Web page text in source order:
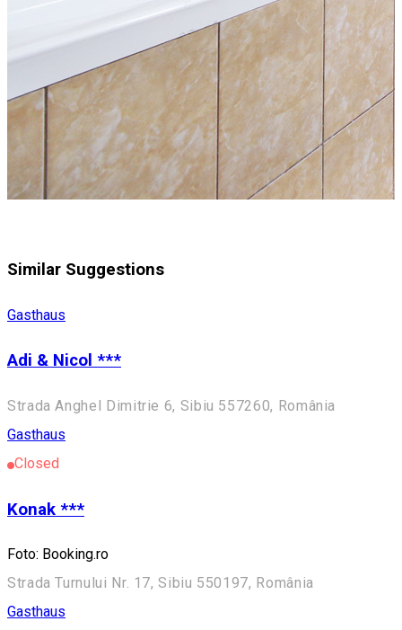
Similar Suggestions
Gasthaus
Adi & Nicol ***
Strada Anghel Dimitrie 6, Sibiu 557260, România
Gasthaus
Closed
Konak ***
Foto: Booking.ro
Strada Turnului Nr. 17, Sibiu 550197, România
Gasthaus